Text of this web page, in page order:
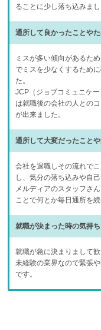
ることに少し落ち込みまし
通所して良かったことや
ミスが多い傾向があるた
でミスを少なくするため
た。
JCP（ジョブコミュニケ
は就職後の会社の人との
が出来ました。
通所して大変だったこと
会社を退職しその流れで
し、気分の落ち込みや自
メルディアのスタッフさ
ことで何とか毎日通所を
就職が決まった時の気持ち
就職が急に決まりまして
未経験の業界なので緊張
です。